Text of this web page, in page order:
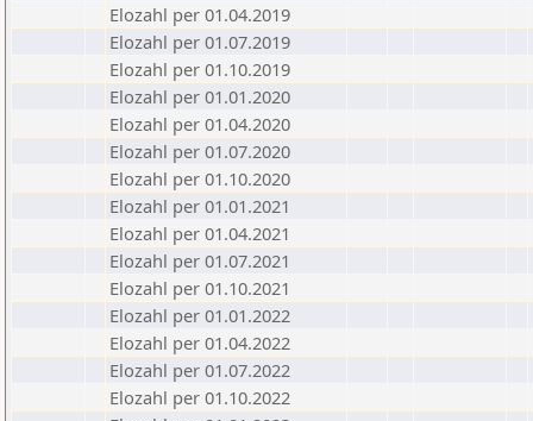
Elozahl per 01.04.2019
Elozahl per 01.07.2019
Elozahl per 01.10.2019
Elozahl per 01.01.2020
Elozahl per 01.04.2020
Elozahl per 01.07.2020
Elozahl per 01.10.2020
Elozahl per 01.01.2021
Elozahl per 01.04.2021
Elozahl per 01.07.2021
Elozahl per 01.10.2021
Elozahl per 01.01.2022
Elozahl per 01.04.2022
Elozahl per 01.07.2022
Elozahl per 01.10.2022